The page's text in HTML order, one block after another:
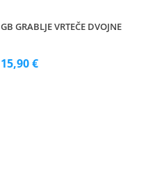
GB GRABLJE VRTEČE DVOJNE
15,90 €